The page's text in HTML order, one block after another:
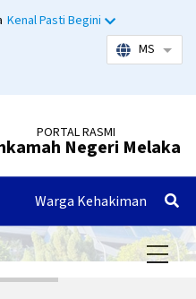
Kenal Pasti Begini
MS
PORTAL RASMI
Negeri Melaka
Warga Kehakiman